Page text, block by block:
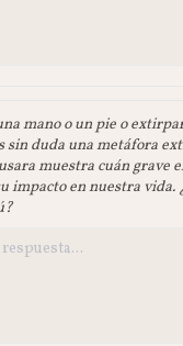
mano o un pie o
sin duda una metáfora
muestra cuán grave
impacto en nuestra vida.